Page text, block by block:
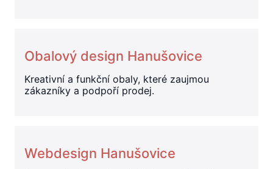
Obalový design Hanušovice
Kreativní a funkční obaly, které zaujmou
zákazníky a podpoří prodej.
Webdesign Hanušovice